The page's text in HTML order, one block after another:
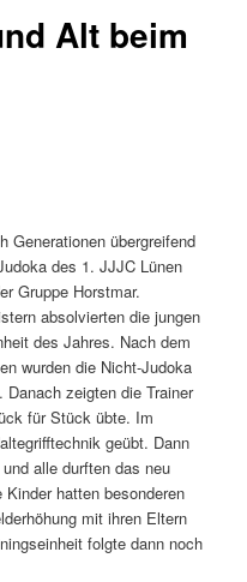
Alt beim
Generationen übergreifend
des 1. JJJC Lünen
Gruppe Horstmar.
absolvierten die jungen
des Jahres. Nach dem
wurden die Nicht-Judoka
zeigten die Trainer
für Stück übte. Im
geübt. Dann
alle durften das neu
hatten besonderen
mit ihren Eltern
folgte dann noch